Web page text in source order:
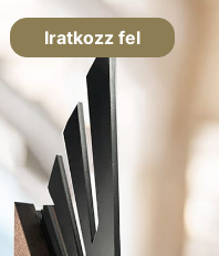
Iratkozz fel